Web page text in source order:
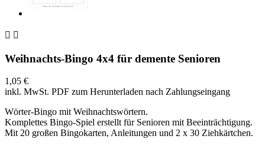
 
Weihnachts-Bingo 4x4 für demente Senioren
1,05 €
inkl. MwSt. PDF zum Herunterladen nach Zahlungseingang
Wörter-Bingo mit Weihnachtswörtern.
Komplettes Bingo-Spiel erstellt für Senioren mit Beeinträchtigung.
Mit 20 großen Bingokarten, Anleitungen und 2 x 30 Ziehkärtchen.